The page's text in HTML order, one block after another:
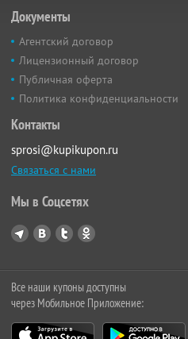
Документы
Агентский договор
Лицензионный договор
Публичная оферта
Политика конфиденциальности
Контакты
sprosi@kupikupon.ru
Связаться с нами
Мы в Соцсетях
Все наши купоны доступны
через Мобильное Приложение: